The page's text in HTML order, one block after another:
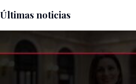
Últimas noticias